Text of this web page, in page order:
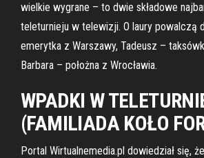
wielkie wygrane – to dwie składowe
teleturnieju w telewizji. O laury powalczą
emerytka z Warszawy, Tadeusz –
Barbara – położna z Wrocławia.
WPADKI W
(FAMILIADA KOŁO
Portal Wirtualnemedia.pl dowiedział się,